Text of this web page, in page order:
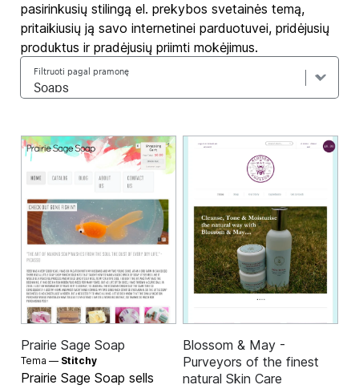
pasirinkusių stilingą el. prekybos svetainės temą,
pritaikiusių ją savo internetinei parduotuvei, pridėjusių
produktus ir pradėjusių priimti mokėjimus.
Filtruoti pagal pramonę
Prairie Sage Soap
Tema — Stitchy
Prairie Sage Soap sells
Blossom & May -
Purveyors of the finest
natural Skin Care